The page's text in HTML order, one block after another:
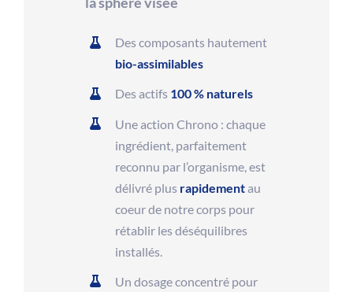
Des composants hautement
bio-assimilables
Des actifs 100 % naturels
Une action Chrono : chaque
ingrédient, parfaitement
reconnu par l’organisme, est
délivré plus rapidementau
coeur de notre corps pour
rétablir les déséquilibres
installés.
Un dosage concentré pour